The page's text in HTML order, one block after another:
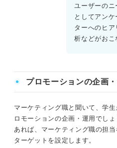
ユーザーの
としてアンケ
ターへのヒ
析などがおこ
プロモーションの企画
マーケティング職と聞いて、学
ロモーションの企画・運用でし
あれば、マーケティング職の担
ターゲットを設定します。